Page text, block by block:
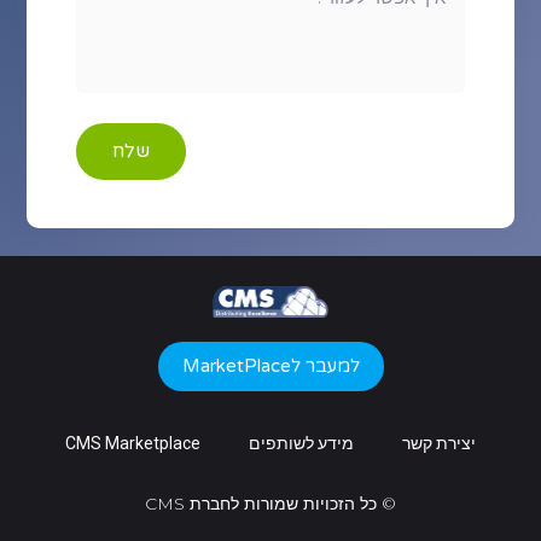
שלח
למעבר לMarketPlace
יצירת קשר מידע לשותפים CMS Marketplace
© כל הזכויות שמורות לחברת CMS